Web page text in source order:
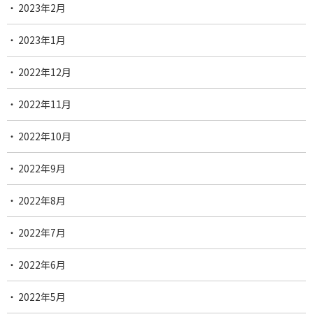
2023年2月
2023年1月
2022年12月
2022年11月
2022年10月
2022年9月
2022年8月
2022年7月
2022年6月
2022年5月